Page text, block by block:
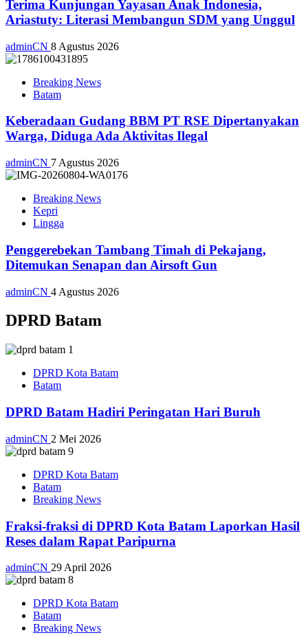
Terima Kunjungan Yayasan Anak Indonesia,
Ariastuty: Literasi Membangun SDM yang Unggul
adminCN 8 Agustus 2026
Breaking News
Batam
Keberadaan Gudang BBM PT RSE Dipertanyakan
Warga, Diduga Ada Aktivitas Ilegal
adminCN 7 Agustus 2026
Breaking News
Kepri
Lingga
Penggerebekan Tambang Timah di Pekajang,
Ditemukan Senapan dan Airsoft Gun
adminCN 4 Agustus 2026
DPRD Batam
DPRD Kota Batam
Batam
DPRD Batam Hadiri Peringatan Hari Buruh
adminCN 2 Mei 2026
DPRD Kota Batam
Batam
Breaking News
Fraksi-fraksi di DPRD Kota Batam Laporkan Hasil
Reses dalam Rapat Paripurna
adminCN 29 April 2026
DPRD Kota Batam
Batam
Breaking News